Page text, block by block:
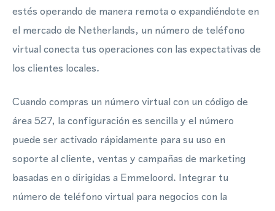
estés operando de manera remota o expandiéndote en
el mercado de Netherlands, un número de teléfono
virtual conecta tus operaciones con las expectativas de
los clientes locales.
Cuando compras un número virtual con un código de
área 527, la configuración es sencilla y el número
puede ser activado rápidamente para su uso en
soporte al cliente, ventas y campañas de marketing
basadas en o dirigidas a Emmeloord. Integrar tu
número de teléfono virtual para negocios con la